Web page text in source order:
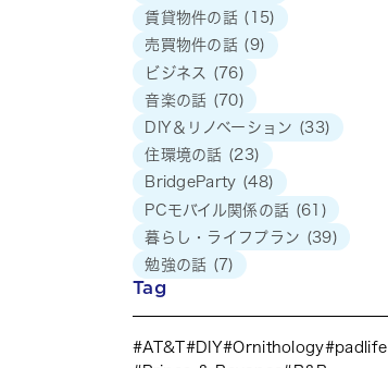
賃貸物件の話 (15)
売買物件の話 (9)
ビジネス
(76)
音楽の話 (70)
DIY＆リノベーション (33)
住環境の話 (23)
BridgeParty (48)
PCモバイル関係の話 (61)
暮らし・ライフプラン (39)
勉強の話 (7)
Tag
AT&T DIY Ornithology
padlife